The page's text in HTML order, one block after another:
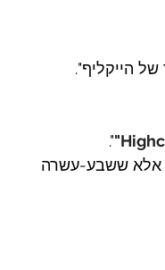
הייקליף".
".
אלא ששבע-עשרה